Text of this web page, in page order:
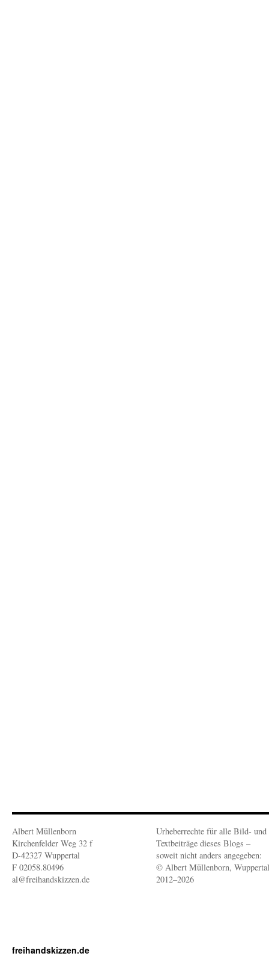
Albert Müllenborn
Kirchenfelder Weg 32 f
D-42327 Wuppertal
F 02058.80496
al@freihandskizzen.de
Urheberrechte für alle Bild- und
Textbeiträge dieses Blogs –
soweit nicht anders angegeben:
© Albert Müllenborn, Wuppertal
2012–2026
freihandskizzen.de